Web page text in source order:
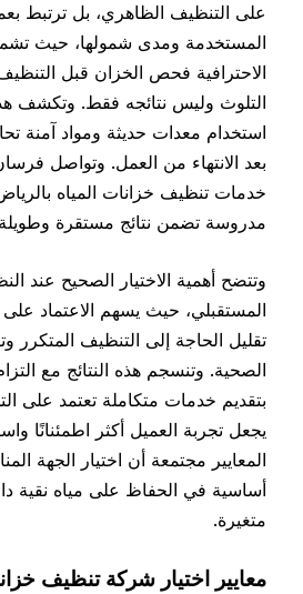
على التنظيف الظاهري، بل ترتبط بعمق
المستخدمة ومدى شمولها، حيث تشمل
الاحترافية فحص الخزان قبل التنظيف
التلوث وليس نتائجه فقط. وتكشف هذه
استخدام معدات حديثة ومواد آمنة
بعد الانتهاء من العمل. وتواصل فرسان
خدمات تنظيف خزانات المياه بالرياض
مدروسة تضمن نتائج مستقرة وطويلة
وتتضح أهمية الاختيار الصحيح عند النظر
المستقبلي، حيث يسهم الاعتماد على
تقليل الحاجة إلى التنظيف المتكرر
الصحية. وتنسجم هذه النتائج مع التزام
بتقديم خدمات متكاملة تعتمد على
يجعل تجربة العميل أكثر اطمئنانًا
المعايير مجتمعة أن اختيار الجهة
أساسية في الحفاظ على مياه نقية داخل
متغيرة.
معايير اختيار شركة تنظيف